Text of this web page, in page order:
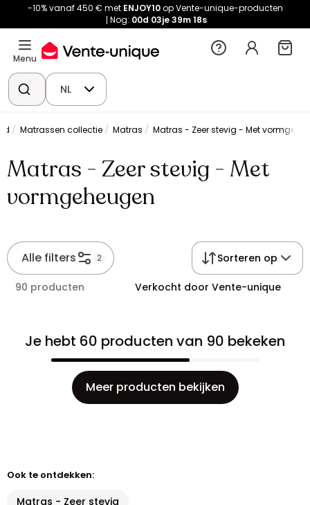
-10% vanaf 450 € met ENJOY10op Vente-unique-producten
Nog: 00d 03je 39m 18s
Menu
NL
Matrassen collectie Matras Matras - Zeer stevig - Met
Matras - Zeer stevig - Met
vormgeheugen
Alle filters 2 Sorteren op
90 producten Verkocht door Vente-unique
Je hebt 60 producten van 90 bekeken
Meer producten bekijken
Ook te ontdekken:
Matras - Zeer stevig